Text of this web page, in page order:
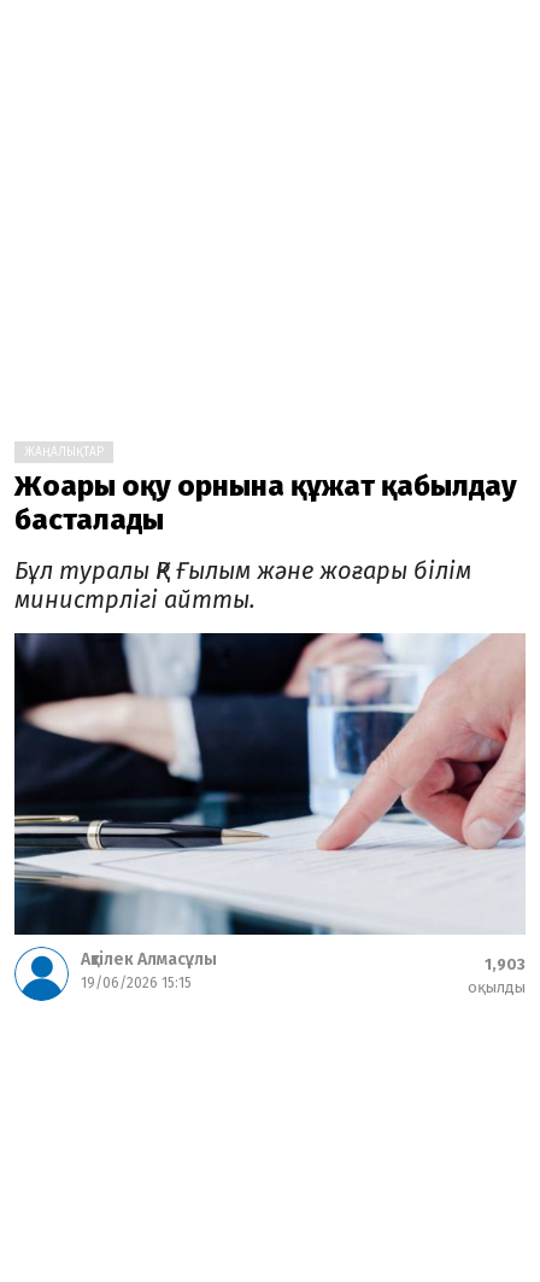
ЖАҢАЛЫҚТАР
Жоғары оқу орнына құжат қабылдау
басталады
Бұл туралы ҚР Ғылым және жоғары білім
министрлігі айтты.
Ақтілек Алмасұлы
19/06/2026 15:15
1,903
оқылды